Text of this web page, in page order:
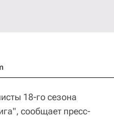
18-го сезона
сообщает пресс-